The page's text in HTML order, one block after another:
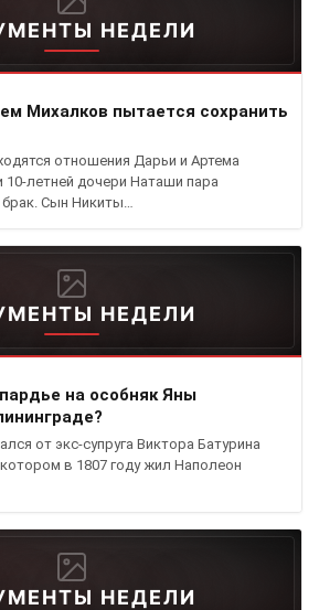
НЕДЕЛИ
Михалков пытается сохранить
отношения Дарьи и Артема
летней дочери Наташи пара
брак. Сын Никиты…
НЕДЕЛИ
на особняк Яны
от экс-супруга Виктора Батурина
в 1807 году жил Наполеон
НЕДЕЛИ